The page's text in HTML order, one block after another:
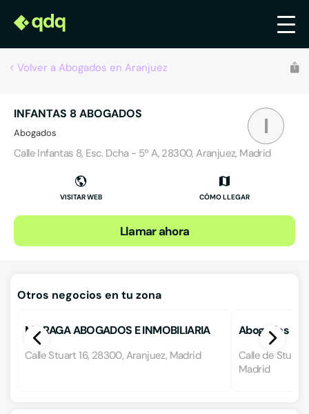
Volver a Abogados en Aranjuez
I
INFANTAS 8 ABOGADOS
Abogados
Calle Infantas 8, Esc. Dcha - 5º A, 28300, Aranjuez, Madrid
VISITAR WEB CÓMO LLEGAR
Llamar ahora
Otros negocios en tu zona
MORAGA ABOGADOS E INMOBILIARIA
Calle Stuart 16, 28300, Aranjuez, Madrid
Abogados
Calle de Stuart
Madrid